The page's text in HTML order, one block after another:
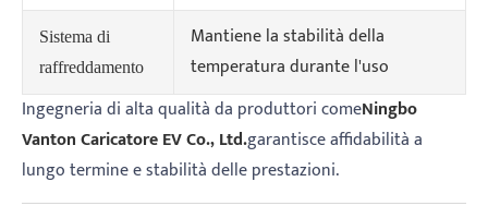
Sistema di
raffreddamento
Mantiene la stabilità della
temperatura durante l'uso
Ingegneria di alta qualità da produttori comeNingbo
Vanton Caricatore EV Co., Ltd.garantisce affidabilità a
lungo termine e stabilità delle prestazioni.